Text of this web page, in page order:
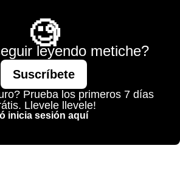
🧐
leyendo metiche?
Suscríbete
Prueba los primeros 7 días
Llevele llevele!
ó inicia sesión aquí